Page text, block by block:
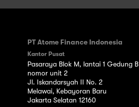
PT Atome Finance Indonesia
Kantor Pusat
Pasaraya Blok M, lantai 1 Gedung B
nomor unit 2
Jl. Iskandarsyah II No. 2
Melawai, Kebayoran Baru
Jakarta Selatan 12160